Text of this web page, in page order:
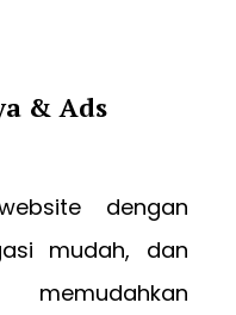
& Ads
dengan
mudah, dan